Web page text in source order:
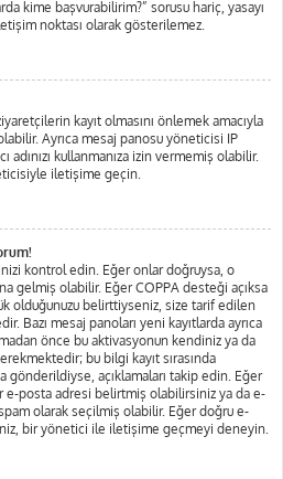
kime başvurabilirim?” sorusu hariç, yasayı
noktası olarak gösterilemez.
kayıt olmasını önlemek amacıyla
Ayrıca mesaj panosu yöneticisi IP
adınızı kullanmanıza izin vermemiş olabilir.
iletişime geçin.
kontrol edin. Eğer onlar doğruysa, o
gelmiş olabilir. Eğer COPPA desteği açıksa
olduğunuzu belirttiyseniz, size tarif edilen
Bazı mesaj panoları yeni kayıtlarda ayrıca
önce bu aktivasyonun kendiniz ya da
bu bilgi kayıt sırasında
açıklamaları takip edin. Eğer
e-posta adresi belirtmiş olabilirsiniz ya da e-
olarak seçilmiş olabilir. Eğer doğru e-
bir yönetici ile iletişime geçmeyi deneyin.